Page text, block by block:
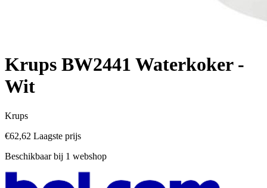
Krups BW2441 Waterkoker -
Wit
Krups
€62,62 Laagste prijs
Beschikbaar bij 1 webshop